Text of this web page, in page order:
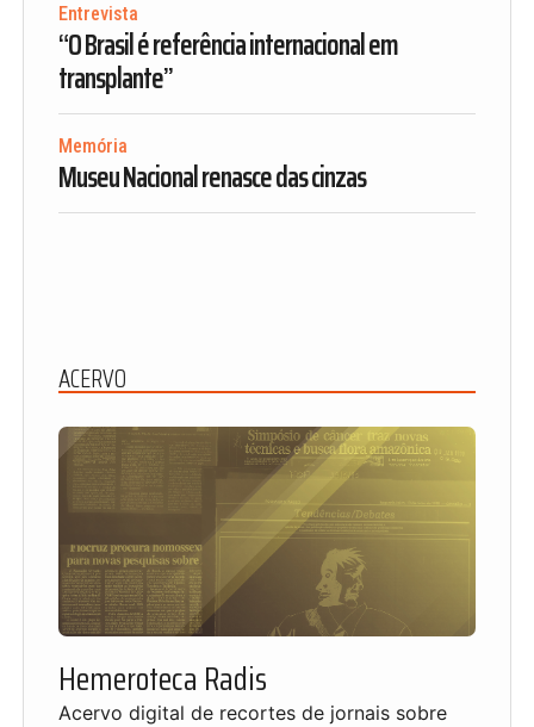
Entrevista
“O Brasil é referência internacional em
transplante”
Memória
Museu Nacional renasce das cinzas
ACERVO
Hemeroteca Radis
Acervo digital de recortes de jornais sobre